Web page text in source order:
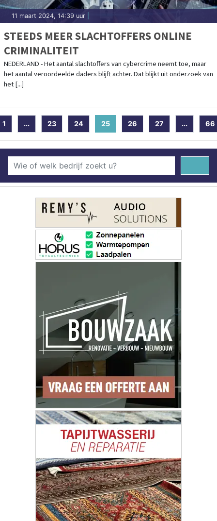
11 maart 2024, 14:39 uur
STEEDS MEER SLACHTOFFERS ONLINE
CRIMINALITEIT
NEDERLAND - Het aantal slachtoffers van cybercrime neemt toe, maar
het aantal veroordeelde daders blijft achter. Dat blijkt uit onderzoek van
het [...]
1 ... 23 24 25(current)
26 27 ... 66